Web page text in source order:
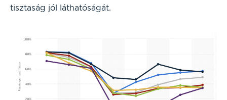
tisztaság jól láthatóságát.